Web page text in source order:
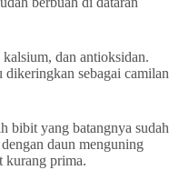
dan antioksidan.
dikeringkan sebagai camilan
bibit yang batangnya sudah
daun menguning
kurang prima.